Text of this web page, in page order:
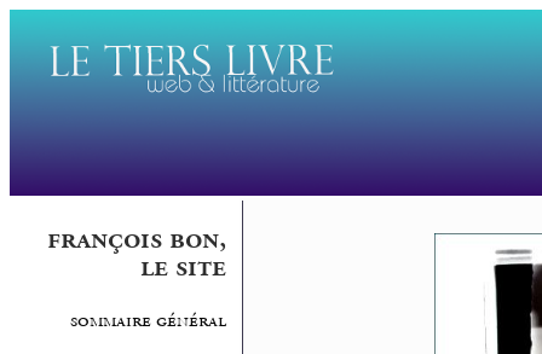
françois bon,
le site
sommaire général